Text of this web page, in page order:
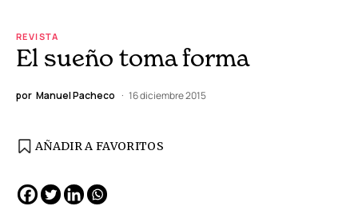
REVISTA
El sueño toma forma
por Manuel Pacheco 16 diciembre 2015
AÑADIR A FAVORITOS